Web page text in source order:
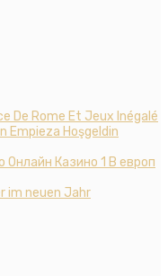
De Rome Et Jeux Inégalé
Empieza Hoşgeldin
Казино 1 В европ
im neuen Jahr